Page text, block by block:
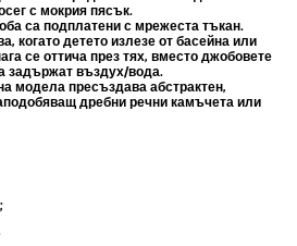
с мокрия пясък.
са подплатени с мрежеста тъкан.
когато детето излезе от басейна или
се оттича през тях, вместо джобовете
задържат въздух/вода.
модела пресъздава абстрактен,
дребни речни камъчета или